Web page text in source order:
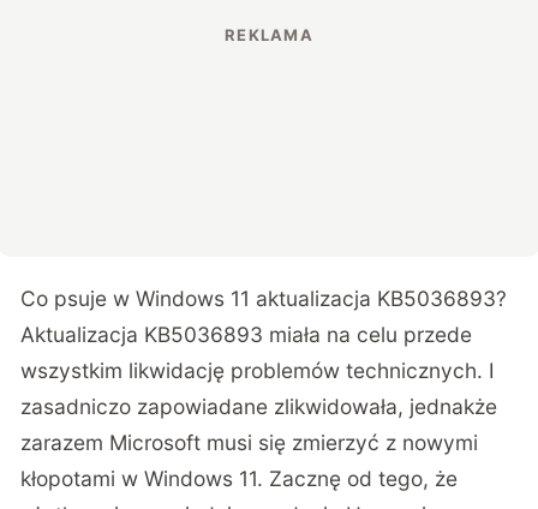
Co psuje w Windows 11 aktualizacja KB5036893?
Aktualizacja KB5036893 miała na celu przede
wszystkim likwidację problemów technicznych. I
zasadniczo zapowiadane zlikwidowała, jednakże
zarazem Microsoft musi się zmierzyć z nowymi
kłopotami w Windows 11. Zacznę od tego, że